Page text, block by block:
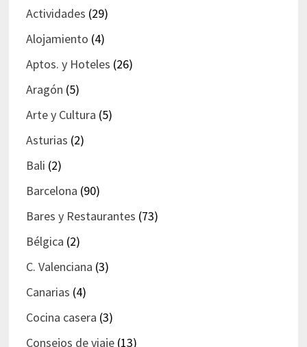
Actividades (29)
Alojamiento (4)
Aptos. y Hoteles (26)
Aragón (5)
Arte y Cultura (5)
Asturias (2)
Bali (2)
Barcelona (90)
Bares y Restaurantes (73)
Bélgica (2)
C. Valenciana (3)
Canarias (4)
Cocina casera (3)
Consejos de viaje(13)